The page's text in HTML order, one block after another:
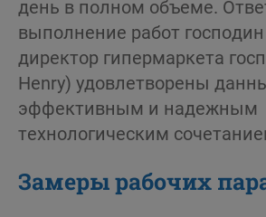
день в полном объеме.
выполнение работ
директор гипермаркета
Henry) удовлетворены
эффективным и надежным
технологическим
Замеры рабочих